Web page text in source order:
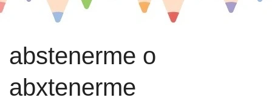
abstenerme o
abxtenerme